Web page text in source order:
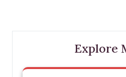
Explore